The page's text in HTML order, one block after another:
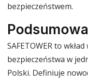
bezpieczeństwem.
SAFETOWER to
bezpieczeństwa w
Polski. Definiuje